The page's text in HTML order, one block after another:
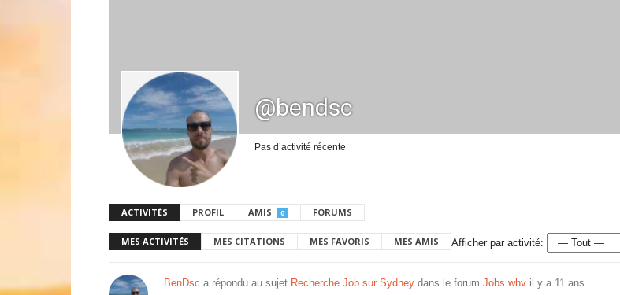
@bendsc
Pas d’activité récente
ACTIVITÉS PROFIL AMIS 0 FORUMS
MES ACTIVITÉS MES CITATIONS MES FAVORIS MES AMIS Afficher par activité:
BenDsc a répondu au sujet Recherche Job sur Sydney dans le forum Jobs whv il y a 11 ans